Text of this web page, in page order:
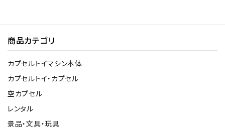
商品カテゴリ
カプセルトイマシン本体
カプセルトイ・カプセル
空カプセル
レンタル
景品・文具・玩具